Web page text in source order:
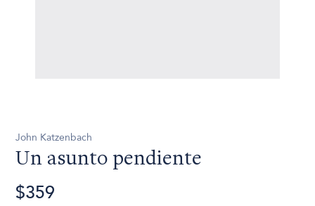
John Katzenbach
Un asunto pendiente
$359